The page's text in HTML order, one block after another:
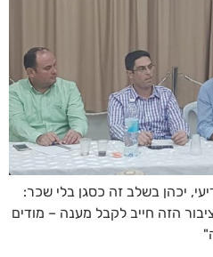
יכהן בשלב זה כסגן בלי שכר:
תושבים, והציבור הזה חייב לקבל מענה – מודים